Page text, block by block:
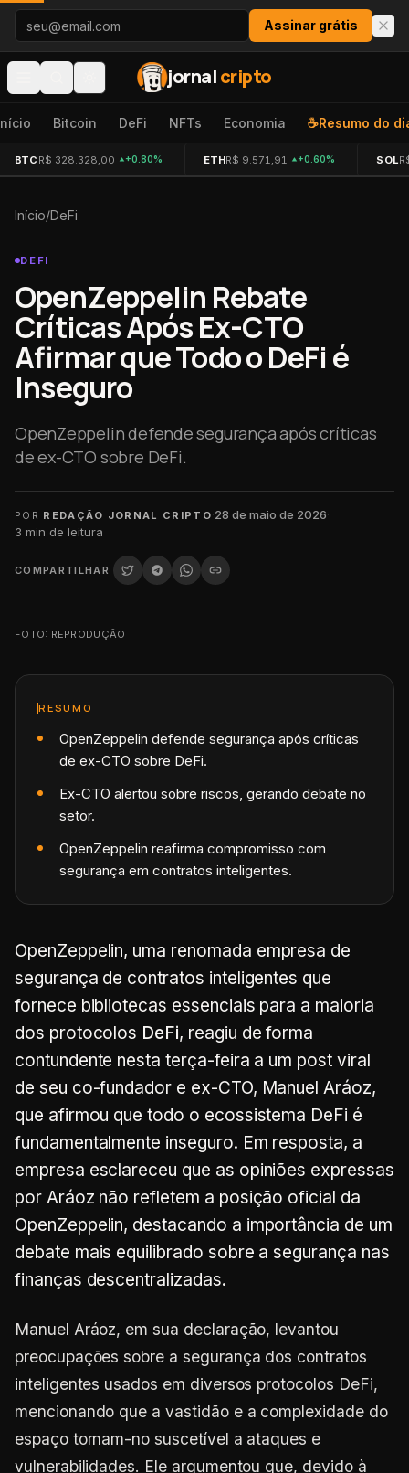
Pular para o conteúdo
Assinar grátis
jornalcripto
Bitcoin DeFi NFTs Economia ☕Resumo do
BTC R$ 328.328,00 +0.80% ETHR$ 9.571,91 +0.60% SOL
Início/DeFi
DEFI
OpenZeppelin Rebate
Críticas Após Ex-CTO
Afirmar que Todo o DeFi é
Inseguro
OpenZeppelin defende segurança após críticas
de ex-CTO sobre DeFi.
POR REDAÇÃO JORNAL CRIPTO·28 de maio de 2026·
3 min de leitura
COMPARTILHAR
FOTO: REPRODUÇÃO
RESUMO
OpenZeppelin defende segurança após críticas
de ex-CTO sobre DeFi.
Ex-CTO alertou sobre riscos, gerando debate no
setor.
OpenZeppelin reafirma compromisso com
segurança em contratos inteligentes.
OpenZeppelin, uma renomada empresa de
segurança de contratos inteligentes que
fornece bibliotecas essenciais para a maioria
dos protocolos DeFi, reagiu de forma
contundente nesta terça-feira a um post viral
de seu co-fundador e ex-CTO, Manuel Aráoz,
que afirmou que todo o ecossistema DeFi é
fundamentalmente inseguro. Em resposta, a
empresa esclareceu que as opiniões expressas
por Aráoz não refletem a posição oficial da
OpenZeppelin, destacando a importância de um
debate mais equilibrado sobre a segurança nas
finanças descentralizadas.
Manuel Aráoz, em sua declaração, levantou
preocupações sobre a segurança dos contratos
inteligentes usados em diversos protocolos DeFi,
mencionando que a vastidão e a complexidade do
espaço tornam-no suscetível a ataques e
vulnerabilidades. Ele argumentou que, devido à